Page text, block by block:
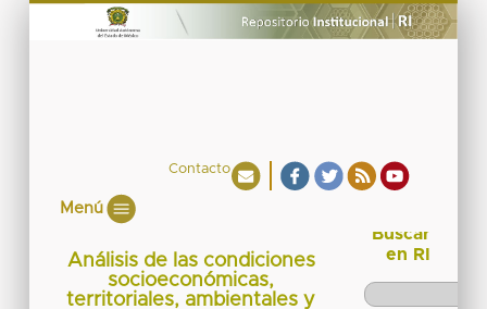
Contacto
Menú
Análisis de las condiciones
socioeconómicas,
territoriales, ambientales y
Buscar
en RI